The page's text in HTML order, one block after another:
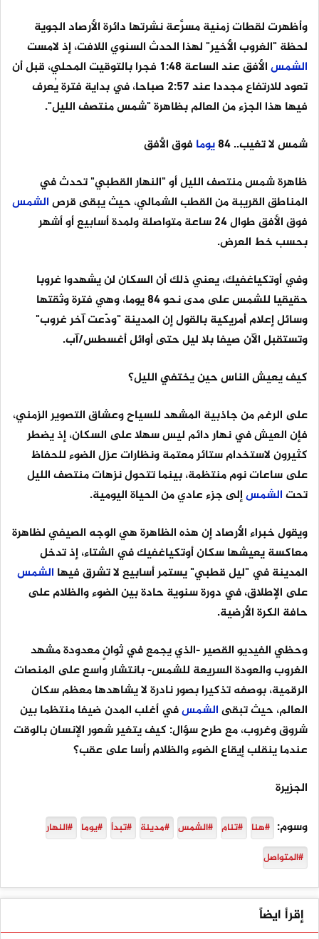
وأظهرت لقطات زمنية مسرَّعة نشرتها دائرة الأرصاد الجوية
لحظة "الغروب الأخير" لهذا الحدث السنوي اللافت، إذ لامست
الشمس
الأفق عند الساعة 1:48 فجرا بالتوقيت المحلي، قبل أن
تعود للارتفاع مجددا عند 2:57 صباحا، في بداية فترة يُعرف
فيها هذا الجزء من العالم بظاهرة "شمس منتصف الليل".
شمس لا تغيب.. 84
يوما فوق الأفق
ظاهرة شمس منتصف الليل أو "النهار القطبي" تحدث في
المناطق القريبة من القطب الشمالي، حيث يبقى قرصالشمس
فوق الأفق طوال 24 ساعة متواصلة ولمدة أسابيع أو أشهر
بحسب خط العرض.
وفي أوتكياغفيك، يعني ذلك أن السكان لن يشهدوا غروبا
حقيقيا للشمس على مدى نحو 84 يوما، وهي فترة وثقتها
وسائل إعلام أمريكية بالقول إن المدينة "ودّعت آخر غروب"
وتستقبل الآن صيفا بلا ليل حتى أوائل أغسطس/آب.
كيف يعيش الناس حين يختفي الليل؟
على الرغم من جاذبية المشهد للسياح وعشاق التصوير الزمني،
فإن العيش في نهار دائم ليس سهلا على السكان، إذ يضطر
كثيرون لاستخدام ستائر معتمة ونظارات عزل الضوء للحفاظ
على ساعات نوم منتظمة، بينما تتحول نزهات منتصف الليل
تحتالشمسإلى جزء عادي من الحياة اليومية.
ويقول خبراء الأرصاد إن هذه الظاهرة هي الوجه الصيفي لظاهرة
معاكسة يعيشها سكان أوتكياغفيك في الشتاء، إذ تدخل
المدينة في "ليل قطبي" يستمر أسابيع لا تشرق فيها الشمس
على الإطلاق، في دورة سنوية حادة بين الضوء والظلام على
حافة الكرة الأرضية.
وحظي الفيديو القصير -الذي يجمع في ثوانٍ معدودة مشهد
الغروب والعودة السريعة للشمس- بانتشار واسع على المنصات
الرقمية، بوصفه تذكيرا بصور نادرة لا يشاهدها معظم سكان
العالم، حيث تبقىالشمسفي أغلب المدن ضيفا منتظما بين
شروق وغروب، مع طرح سؤال: كيف يتغير شعور الإنسان بالوقت
عندما ينقلب إيقاع الضوء والظلام رأسا على عقب؟
الجزيرة
وسوم: #هنا #تنام #الشمس #مدينة #تبدأ #يوما #النهار
#المتواصل
إقرأ ايضاً